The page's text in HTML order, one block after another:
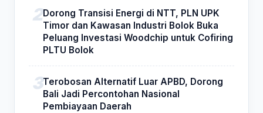
Dorong Transisi Energi di NTT, PLN UPK
Timor dan Kawasan Industri Bolok Buka
Peluang Investasi Woodchip untuk Cofiring
PLTU Bolok
Terobosan Alternatif Luar APBD, Dorong
Bali Jadi Percontohan Nasional
Pembiayaan Daerah